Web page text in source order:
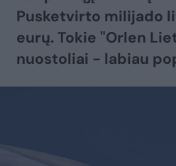
Pusketvirto milijado
eurų. Tokie "Orlen
nuostoliai - labiau